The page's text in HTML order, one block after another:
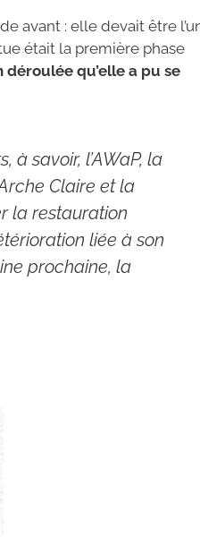
avant : elle devait être
était la première phase
déroulée qu’elle a pu se
savoir, l’AWaP, la
Claire et la
la restauration
liée à son
prochaine, la